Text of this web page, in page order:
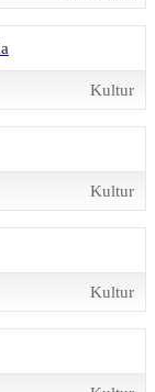
Kultur
Kultur
Kultur